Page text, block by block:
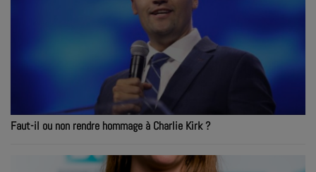
Faut-il ou non rendre hommage à Charlie Kirk ?